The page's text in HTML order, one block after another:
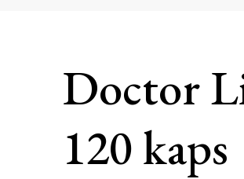
Doctor
120 kaps